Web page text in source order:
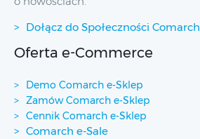
Dołącz do Społeczności Comarch
Oferta e-Commerce
Demo Comarch e-Sklep
Zamów Comarch e-Sklep
Cennik Comarch e-Sklep
Comarch e-Sale